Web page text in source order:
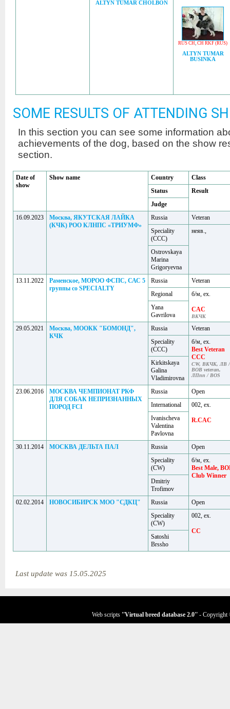
ALTYN TUMAR CHOLBON
RUS CH, CH RKF (RUS)
ALTYN TUMAR
BUSINKA
SOME RESULTS OF ATTENDING
In this section you can see some information
achievements of the dog, based on the show
section.
Date of
show
Show name Country
Class
Status
Result
Judge
16.09.2023
Москва, ЯКУТСКАЯ ЛАЙКА
(КЧК) РОО КЛНПС «ТРИУМФ»
Russia
Veteran
Speciality
(ССС)
неяв.,
Ostrovskaya
Marina
Grigoryevna
13.11.2022
Раменское, МОРОО ФСПС, САС 5
группы со SPECIALTY
Russia
Veteran
Regional
б/м, ex.
CAC
ВКЧК
Yana
Gavrilova
29.05.2021
Москва, МООКК "БОМОНД",
КЧК
Russia
Veteran
Speciality
(ССС)
б/м, ex.
Best Veteran
CCC
CW, ВКЧК, ЛВ /
BOB veteran,
ЛПпп / BOS
Kirkitskaya
Galina
Vladimirovna
23.06.2016
МОСКВА ЧЕМПИОНАТ РКФ
ДЛЯ СОБАК НЕПРИЗНАННЫХ
ПОРОД FCI
Russia
Open
International
002, ex.
R.CAC
Ivanischeva
Valentina
Pavlovna
30.11.2014
МОСКВА ДЕЛЬТА ПАЛ Russia
Open
Speciality
(CW)
б/м, ex.
Best Male,
Club Winner
Dmitriy
Trofimov
02.02.2014
НОВОСИБИРСК МОО "СДКЦ" Russia
Open
Speciality
(CW)
002, ex.
CC
Satoshi
Brssho
Last update was 15.05.2025
Web scripts ''Virtual breed database 2.0'' - Copyright